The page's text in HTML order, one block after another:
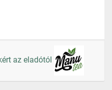
az eladótól